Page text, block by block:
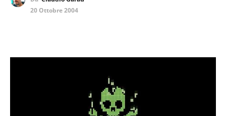
20 Ottobre 2004